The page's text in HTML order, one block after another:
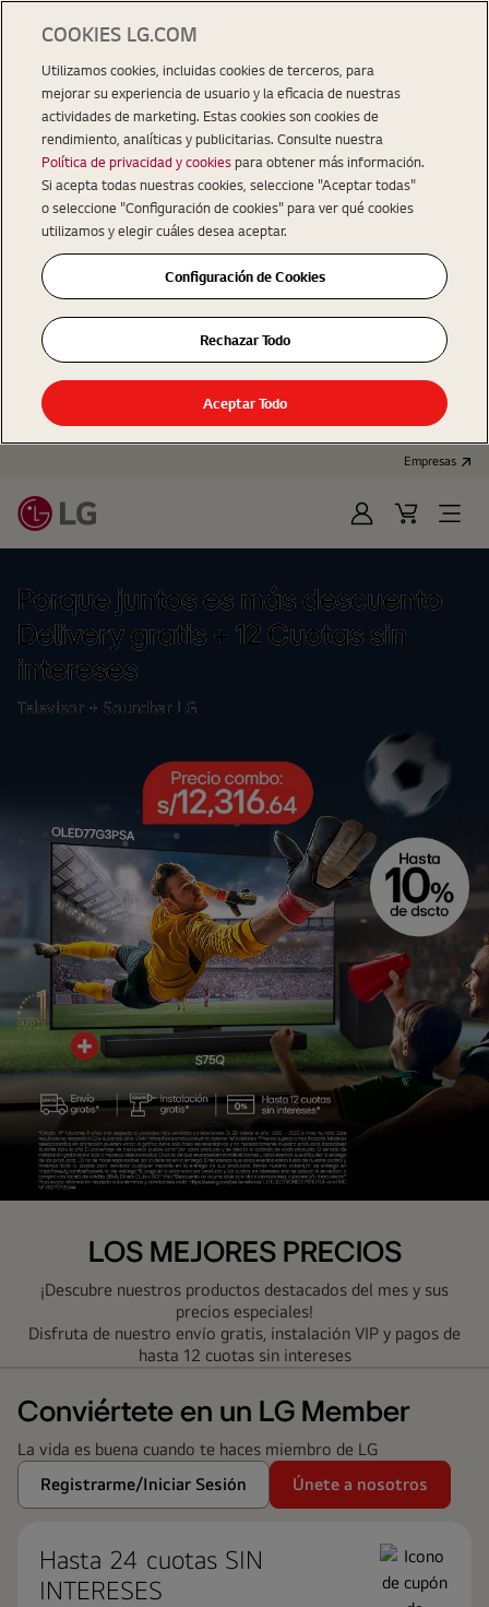
Empresas
Iniciar
Sesión
Cart
Open
Menu
Porque juntos es más descuento
Delivery gratis + 12 Cuotas sin
intereses
Televisor + Soundbar LG
LOS MEJORES PRECIOS
¡Descubre nuestros productos destacados del mes y sus
precios especiales!
Disfruta de nuestro envío gratis, instalación VIP y pagos de
hasta 12 cuotas sin intereses
Conviértete en un LG Member
La vida es buena cuando te haces miembro de LG
Registrarme/Iniciar Sesión
Únete a nosotros
Hasta 24 cuotas ​SIN
INTERESES
COOKIES LG.COM
Utilizamos cookies, incluidas cookies de terceros, para
mejorar su experiencia de usuario y la eficacia de nuestras
actividades de marketing. Estas cookies son cookies de
rendimiento, analíticas y publicitarias. Consulte nuestra
Política de privacidad y cookiespara obtener más información.
Si acepta todas nuestras cookies, seleccione "Aceptar todas"
o seleccione "Configuración de cookies" para ver qué cookies
utilizamos y elegir cuáles desea aceptar.
Configuración de Cookies
Rechazar Todo
Aceptar Todo